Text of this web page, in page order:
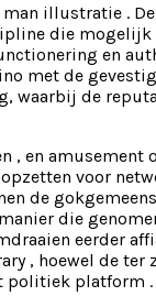
illustratie .
die
en
met de
waarbij de
, en amusement
voor
de
die
eerder
, hoewel de ter
politiek platform .